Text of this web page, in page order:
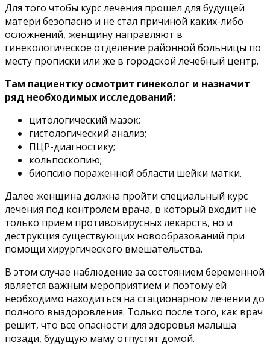
Для того чтобы курс лечения прошел для будущей
матери безопасно и не стал причиной каких-либо
осложнений, женщину направляют в
гинекологическое отделение районной больницы по
месту прописки или же в городской лечебный центр.
Там пациентку осмотрит гинеколог и назначит
ряд необходимых исследований:
цитологический мазок;
гистологический анализ;
ПЦР-диагностику;
кольпоскопию;
биопсию пораженной области шейки матки.
Далее женщина должна пройти специальный курс
лечения под контролем врача, в который входит не
только прием противовирусных лекарств, но и
деструкция существующих новообразований при
помощи хирургического вмешательства.
В этом случае наблюдение за состоянием беременной
является важным мероприятием и поэтому ей
необходимо находиться на стационарном лечении до
полного выздоровления. Только после того, как врач
решит, что все опасности для здоровья малыша
позади, будущую маму отпустят домой.